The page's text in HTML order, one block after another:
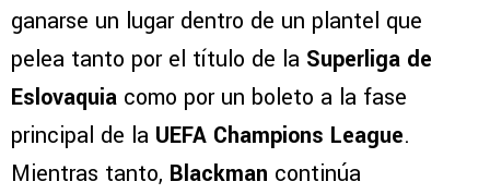
ganarse un lugar dentro de un plantel que
pelea tanto por el título de la Superliga de
Eslovaquia como por un boleto a la fase
principal de la UEFA Champions League.
Mientras tanto, Blackman continúa